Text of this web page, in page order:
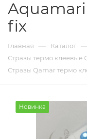
fix
Главная — Каталог
Стразы термо клеевые
Стразы Qamar термо
Новинка